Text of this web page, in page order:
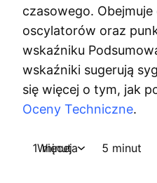
czasowego.
oscylatorów oraz
wskaźniku
wskaźniki sugerują
się więcej o tym, jak
Oceny Techniczne.
1 minuta 5 minut
Więcej